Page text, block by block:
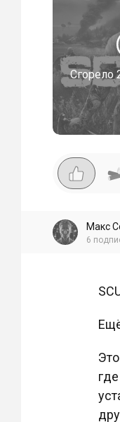
Сгорело
Макс
6